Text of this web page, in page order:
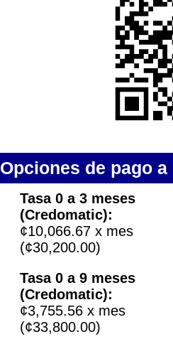
Opciones de pago
Tasa 0 a 3 meses
(Credomatic):
¢10,066.67 x mes
(¢30,200.00)
Tasa 0 a 9 meses
(Credomatic):
¢3,755.56 x mes
(¢33,800.00)